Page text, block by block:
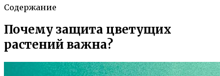
Содержание
Почему защита цветущих
растений важна?